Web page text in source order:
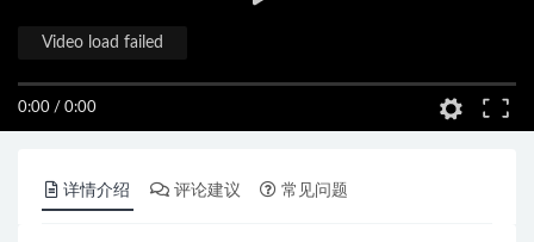
0:00 / 0:00
Video load failed
详情介绍 评论建议 常见问题